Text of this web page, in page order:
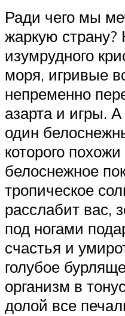
Ради чего мы
жаркую страну?
изумрудного
моря, игривые
непременно
азарта и игры. А
один
которого
белоснежное
тропическое
расслабит вас,
под ногами
счастья и
голубое
организм в
долой все